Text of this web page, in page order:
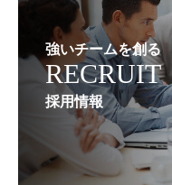
強いチームを創る
RECRUIT
採用情報